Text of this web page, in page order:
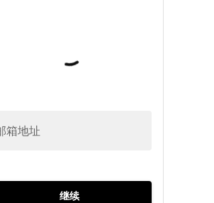
箱地址
继续